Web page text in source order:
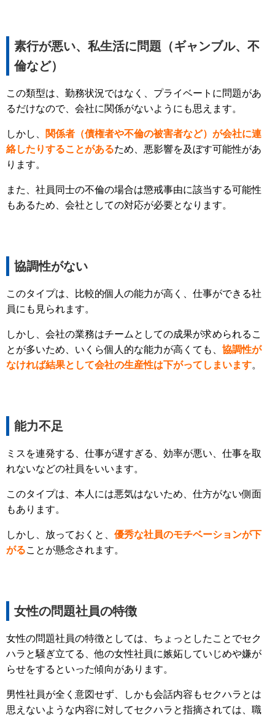
素行が悪い、私生活に問題（ギャンブル、不
倫など）
この類型は、勤務状況ではなく、プライベートに問題があ
るだけなので、会社に関係がないようにも思えます。
しかし、
関係者（債権者や不倫の被害者など）が会社に連
絡したりすることがあるため、悪影響を及ぼす可能性があ
ります。
また、社員同士の不倫の場合は懲戒事由に該当する可能性
もあるため、会社としての対応が必要となります。
協調性がない
このタイプは、比較的個人の能力が高く、仕事ができる社
員にも見られます。
しかし、会社の業務はチームとしての成果が求められるこ
とが多いため、いくら個人的な能力が高くても、 協調性が
なければ結果として会社の生産性は下がってしまいます。
能力不足
ミスを連発する、仕事が遅すぎる、効率が悪い、仕事を取
れないなどの社員をいいます。
このタイプは、本人には悪気はないため、仕方がない側面
もあります。
しかし、放っておくと、 優秀な社員のモチベーションが下
がることが懸念されます。
女性の問題社員の特徴
女性の問題社員の特徴としては、ちょっとしたことでセク
ハラと騒ぎ立てる、他の女性社員に嫉妬していじめや嫌が
らせをするといった傾向があります。
男性社員が全く意図せず、しかも会話内容もセクハラとは
思えないような内容に対してセクハラと指摘されては、職